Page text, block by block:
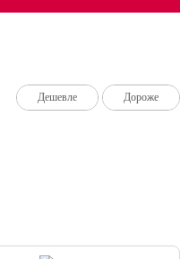
Дешевле
Дешевле
Дешевле Дороже
Дороже
Дороже